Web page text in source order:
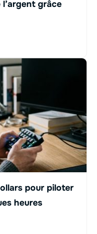
grâce
pour piloter
heures